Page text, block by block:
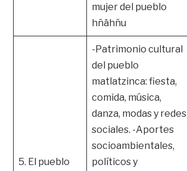
mujer del pueblo
hñähñu
5. El pueblo
-Patrimonio cultural
del pueblo
matlatzinca: fiesta,
comida, música,
danza, modas y redes
sociales. -Aportes
socioambientales,
políticos y